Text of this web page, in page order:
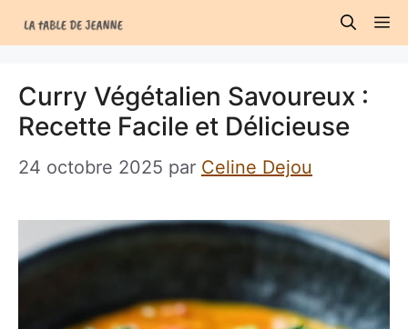
au
Curry Végétalien Savoureux :
Recette Facile et Délicieuse
24 octobre 2025 par Celine Dejou